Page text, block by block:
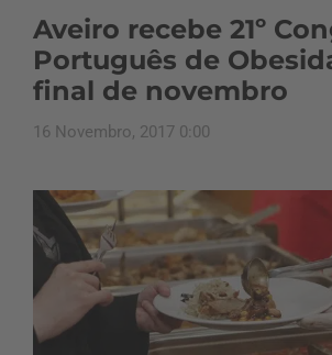
Aveiro recebe 21º
Português de
final de novembro
16 Novembro, 2017 0:00